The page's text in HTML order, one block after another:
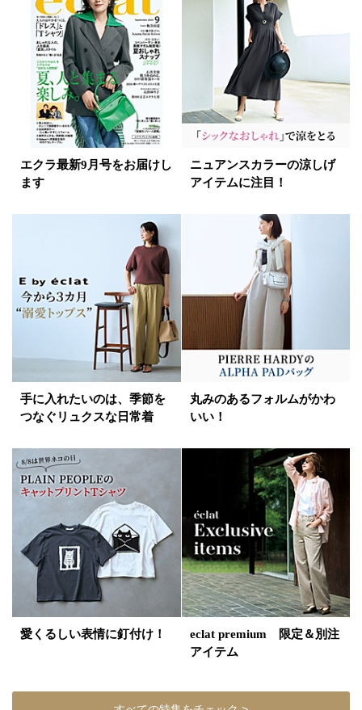
イエロー レッド ピンク
パープル グリーン ブルー
ゴールド シルバー マルチ
エクラ最新9月号をお届けし
ます
ニュアンスカラーの涼しげ
アイテムに注目！
手に入れたいのは、季節を
つなぐリュクスな日常着
丸みのあるフォルムがかわ
いい！
愛くるしい表情に釘付け！
eclat premium 限定＆別注
アイテム